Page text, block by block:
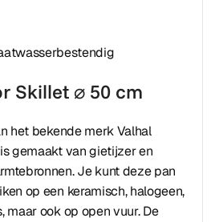
Skillet ⌀ 50 cm
het bekende merk Valhal
gemaakt van gietijzer en
Je kunt deze pan
op een keramisch, halogeen,
maar ook op open vuur. De